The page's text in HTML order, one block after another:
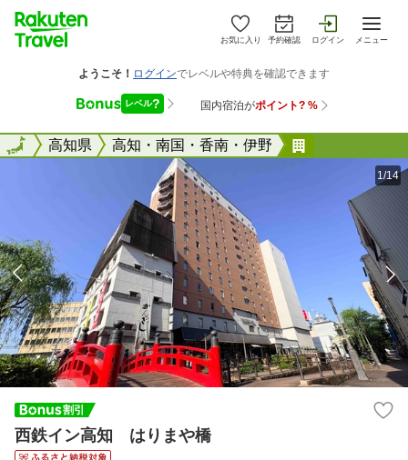
お気に入り 予約確認 ログイン メニュー
全国高知県 高知・南国・香南・伊野
全国
1/14
西鉄イン高知 はりまや橋